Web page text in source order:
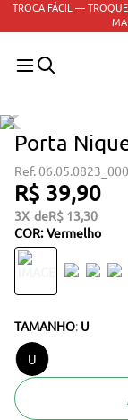
TROCA FÁCIL —
Porta
R$ 39,90
3 R$ 13,30
COR: Vermelho
TAMANHO: U
U